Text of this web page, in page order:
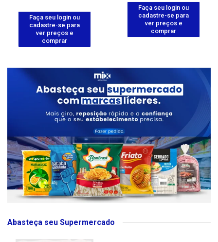
Faça seu login ou
cadastre-se para
ver preços e
comprar
Faça seu login ou
cadastre-se para
ver preços e
comprar
Abasteça seu Supermercado